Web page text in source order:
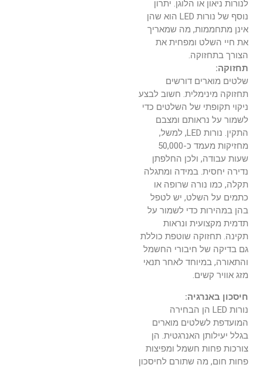
לנורות ניאון או הלוגן. יתרון
נוסף של נורות LED הוא שהן
אינן מתחממות, מה שמאריך
את חיי השלט ומפחית את
הצורך בתחזוקה.
תחזוקה:
שלטים מוארים דורשים
תחזוקה מינימלית. חשוב לבצע
ניקוי תקופתי של השלטים כדי
לשמור על נראותם ומצבם
התקין. נורות LED, למשל,
מחזיקות מעמד כ-50,000
שעות עבודה, ולכן החלפתן
נדירה יחסית. במידה ומתגלה
תקלה, כמו נורה שרופה או
כתמים על השלט, יש לטפל
בהן במהירות כדי לשמור על
תדמית מקצועית ונראות
תקינה. תחזוקה שוטפת כוללת
גם בדיקה של חיבורי החשמל
והתאורה, במיוחד לאחר תנאי
מזג אוויר קשים.
חיסכון באנרגיה:
נורות LED הן הבחירה
המועדפת לשלטים מוארים
בגלל יעילותן האנרגטית. הן
צורכות פחות חשמל ומפיצות
פחות חום, מה שתורם לחיסכון